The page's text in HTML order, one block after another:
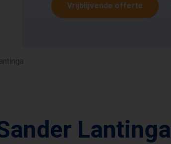
Vrijblijvende offerte
Lantinga